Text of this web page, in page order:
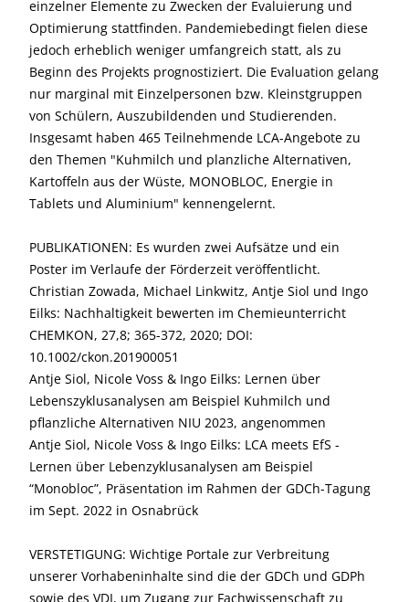
einzelner Elemente zu Zwecken der Evaluierung und
Optimierung stattfinden. Pandemiebedingt fielen diese
jedoch erheblich weniger umfangreich statt, als zu
Beginn des Projekts prognostiziert. Die Evaluation gelang
nur marginal mit Einzelpersonen bzw. Kleinstgruppen
von Schülern, Auszubildenden und Studierenden.
Insgesamt haben 465 Teilnehmende LCA-Angebote zu
den Themen "Kuhmilch und planzliche Alternativen,
Kartoffeln aus der Wüste, MONOBLOC, Energie in
Tablets und Aluminium" kennengelernt.
PUBLIKATIONEN: Es wurden zwei Aufsätze und ein
Poster im Verlaufe der Förderzeit veröffentlicht.
Christian Zowada, Michael Linkwitz, Antje Siol und Ingo
Eilks: Nachhaltigkeit bewerten im Chemieunterricht
CHEMKON, 27,8; 365-372, 2020; DOI:
10.1002/ckon.201900051
Antje Siol, Nicole Voss & Ingo Eilks: Lernen über
Lebenszyklusanalysen am Beispiel Kuhmilch und
pflanzliche Alternativen NIU 2023, angenommen
Antje Siol, Nicole Voss & Ingo Eilks: LCA meets EfS -
Lernen über Lebenzyklusanalysen am Beispiel
“Monobloc”, Präsentation im Rahmen der GDCh-Tagung
im Sept. 2022 in Osnabrück
VERSTETIGUNG: Wichtige Portale zur Verbreitung
unserer Vorhabeninhalte sind die der GDCh und GDPh
sowie des VDI, um Zugang zur Fachwissenschaft zu